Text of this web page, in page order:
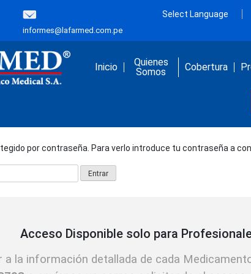
informes@lafarmed.com.pe
Select Language
dedicada a la
Inicio
Quienes
Somos
Cobertura
por contraseña. Para verlo introduce tu contraseña a
Acceso Disponible solo para
a la información detallada de cada